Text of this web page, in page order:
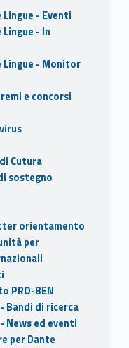
- Eventi
- In
- Monitor
e concorsi
Cutura
sostegno
orientamento
per
PRO-BEN
Bandi di ricerca
News ed eventi
per Dante